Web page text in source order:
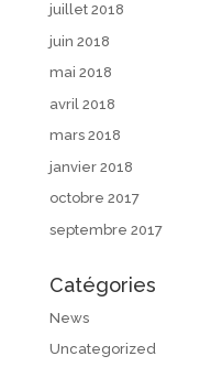
juillet 2018
juin 2018
mai 2018
avril 2018
mars 2018
janvier 2018
octobre 2017
septembre 2017
Catégories
News
Uncategorized